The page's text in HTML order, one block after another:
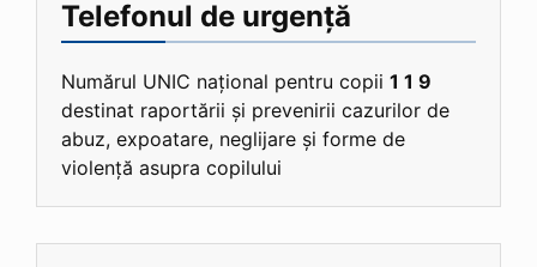
Telefonul de urgență
Numărul UNIC național pentru copii 1 1 9
destinat raportării și prevenirii cazurilor de
abuz, expoatare, neglijare și forme de
violență asupra copilului